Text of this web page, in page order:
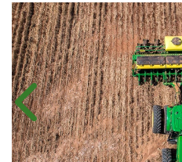
Anterior